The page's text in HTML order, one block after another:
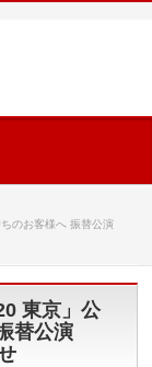
のお客様へ 振替公演
東京」公
替公演